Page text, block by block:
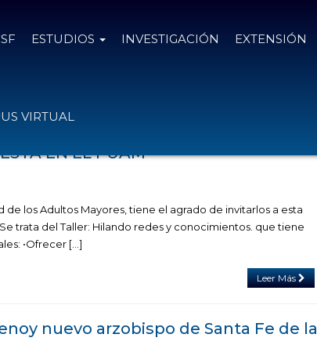
ESTUDIOS INVESTIGACIÓN EXTENSIÓN
VIRTUAL
EN EL PUAM
de los Adultos Mayores, tiene el agrado de invitarlos a esta
trata del Taller: Hilando redes y conocimientos. que tiene
•Ofrecer […]
Leer Más
nuevo arzobispo de Santa Fe de la